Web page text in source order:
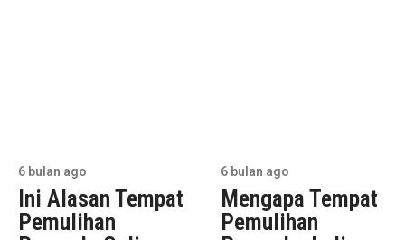
6 bulan ago
Ini Alasan Tempat
Pemulihan
6 bulan ago
Mengapa Tempat
Pemulihan